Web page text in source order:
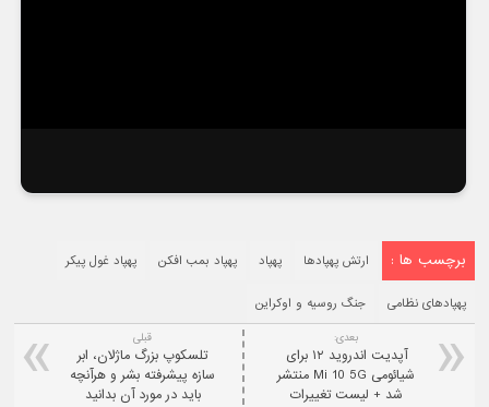
برچسب ها : ارتش پهپادها پهپاد پهپاد بمب افکن پهپاد غول پیکر
پهپادهای نظامی جنگ روسیه و اوکراین
قبلی
تلسکوپ بزرگ ماژلان، ابر
سازه پیشرفته بشر و هرآنچه
باید در مورد آن بدانید
بعدی:
آپدیت اندروید ۱۲ برای
شیائومی Mi 10 5G منتشر
شد + لیست تغییرات